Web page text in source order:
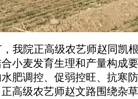
我院正高级农艺师赵同凯
小麦发育生理和产量构成
肥调控、促弱控旺、抗寒
高级农艺师赵文路围绕杂